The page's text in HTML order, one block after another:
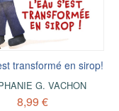
transformé en sirop!
G. VACHON
8,99 €